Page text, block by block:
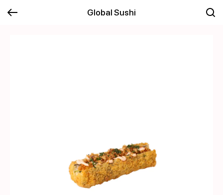
Global Sushi